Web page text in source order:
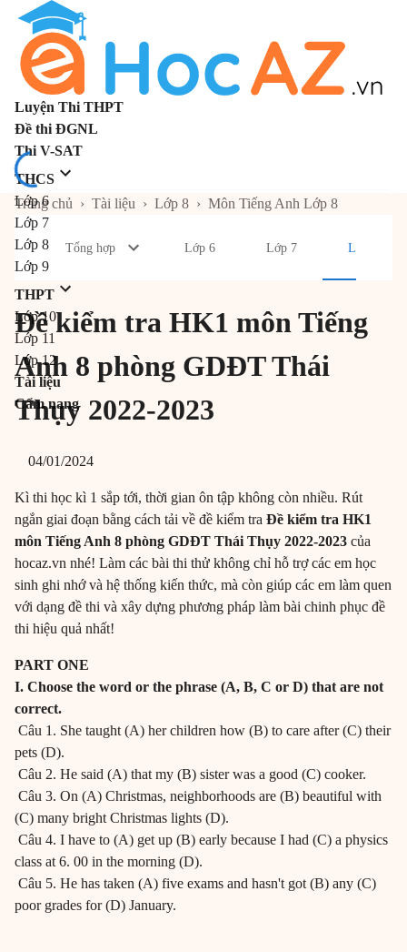
Luyện Thi THPT
Đề thi ĐGNL
Thi V-SAT
THCS
Lớp 6
Lớp 7
Lớp 8
Lớp 9
THPT
Lớp 10
Lớp 11
Lớp 12
Tài liệu
Cẩm nang
Trang chủ › Tài liệu › Lớp 8 › Môn Tiếng Anh Lớp 8
Tổng hợp Lớp 6 Lớp 7 Lớp 8
Đề kiểm tra HK1 môn Tiếng
Anh 8 phòng GDĐT Thái
Thụy 2022-2023
04/01/2024
Kì thi học kì 1 sắp tới, thời gian ôn tập không còn nhiều. Rút
ngắn giai đoạn bằng cách tải về đề kiểm tra Đề kiểm tra HK1
môn Tiếng Anh 8 phòng GDĐT Thái Thụy 2022-2023 của
hocaz.vn nhé! Làm các bài thi thử không chỉ hỗ trợ các em học
sinh ghi nhớ và hệ thống kiến thức, mà còn giúp các em làm quen
với dạng đề thi và xây dựng phương pháp làm bài chinh phục đề
thi hiệu quả nhất!
PART ONE
I. Choose the word or the phrase (A, B, C or D) that are not
correct.
Câu 1. She taught (A) her children how (B) to care after (C) their
pets (D).
Câu 2. He said (A) that my (B) sister was a good (C) cooker.
Câu 3. On (A) Christmas, neighborhoods are (B) beautiful with
(C) many bright Christmas lights (D).
Câu 4. I have to (A) get up (B) early because I had (C) a physics
class at 6. 00 in the morning (D).
Câu 5. He has taken (A) five exams and hasn't got (B) any (C)
poor grades for (D) January.